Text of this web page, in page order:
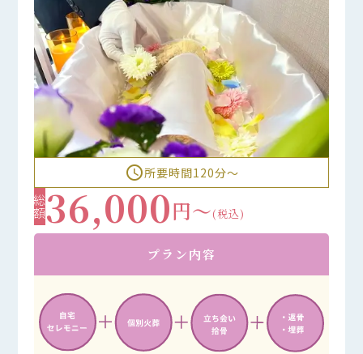
access_time所要時間120分〜
総額36,000円～(税込)
プラン内容